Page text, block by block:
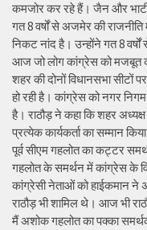
कमजोर कर रहे हैं। जैन और भाटी
गत 8 वर्षों से अजमेर की
निकट नांद है। उन्होंने गत 8
आज जो लोग कांग्रेस को मजबूत
शहर की दोनों विधानसभा सीटों
हो रही है। कांग्रेस को नगर
है। राठौड़ ने कहा कि शहर
प्रत्येक कार्यकर्ता का सम्मान
पूर्व सीएम गहलोत का कट्टर
गहलोत के समर्थन में कांग्रेस के
कांग्रेसी नेताओं को हाईकमान ने
राठौड़ भी शामिल थे। आज भी
मैं अशोक गहलोत का पक्का